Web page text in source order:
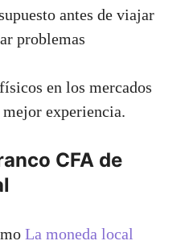
antes de viajar
problemas
en los mercados
experiencia.
CFA de
La moneda local